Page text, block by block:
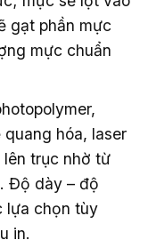
gạt phần mực
mực chuẩn
hóa, laser
lên trục nhờ từ
Độ dày – độ
lựa chọn tùy
in.